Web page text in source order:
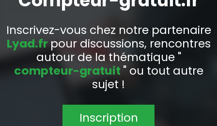
Inscrivez-vous chez notre partenaire
Lyad.frpour discussions, rencontres
autour de la thématique "
compteur-gratuit " ou tout autre
sujet !
Inscription